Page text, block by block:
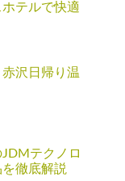
テルで快適
沢日帰り温
テクノロ
徹底解説